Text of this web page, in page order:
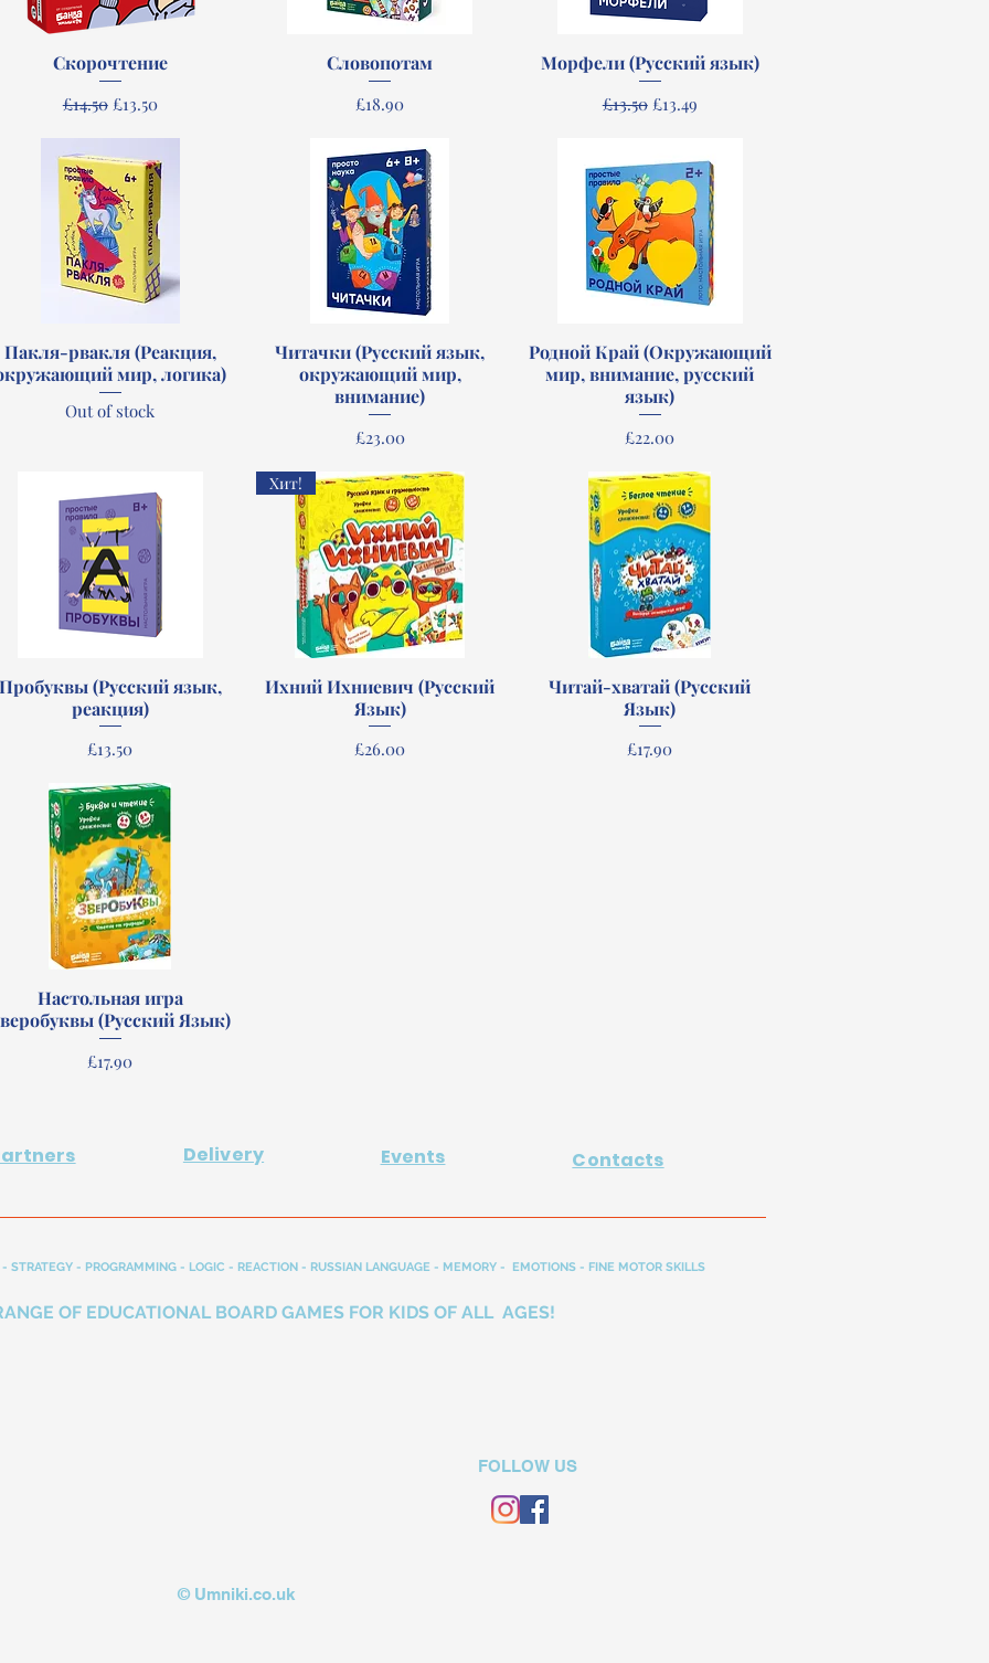
Quick View
Скорочтение
Regular Price
£14.50 Sale Price
£13.50
Quick View
Словопотам
Price
£18.90
Quick View
Морфели (Русский язык)
Regular Price
£13.50 Sale Price
£13.49
Quick View
Пакля-рвакля (Реакция,
мир, логика)
Out of stock
Quick View
Читачки (Русский язык,
окружающий мир,
внимание)
Price
£23.00
Quick View
Родной Край (Окружающий
мир, внимание, русский
язык)
Price
£22.00
Quick View
Пробуквы (Русский язык,
реакция)
Price
£13.50
Quick View
Хит!
Ихний Ихниевич (Русский
Язык)
Price
£26.00
Quick View
Читай-хватай (Русский
Язык)
Price
£17.90
Quick View
Настольная игра
(Русский Язык)
Price
£17.90
Delivery Events Contacts
- PROGRAMMING - LOGIC - REACTION - RUSSIAN LANGUAGE - MEMORY - EMOTIONS - FINE MOTOR SKILLS
OF EDUCATIONAL BOARD GAMES FOR KIDS OF ALL AGES!
FOLLOW US
© Umniki.co.uk